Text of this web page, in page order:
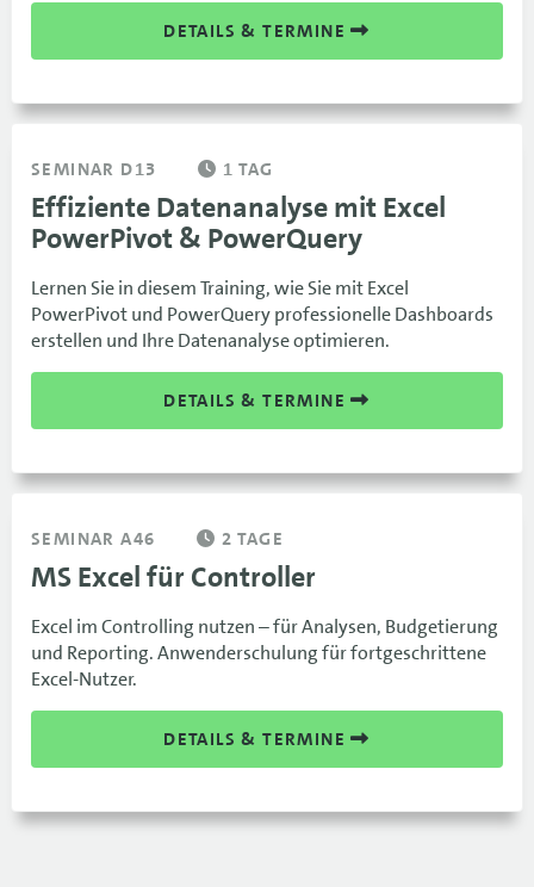
DETAILS & TERMINE
SEMINAR D13 1 TAG
Effiziente Datenanalyse mit Excel
PowerPivot & PowerQuery
Lernen Sie in diesem Training, wie Sie mit Excel
PowerPivot und PowerQuery professionelle Dashboards
erstellen und Ihre Datenanalyse optimieren.
DETAILS & TERMINE
SEMINAR A46 2 TAGE
MS Excel für Controller
Excel im Controlling nutzen – für Analysen, Budgetierung
und Reporting. Anwenderschulung für fortgeschrittene
Excel-Nutzer.
DETAILS & TERMINE